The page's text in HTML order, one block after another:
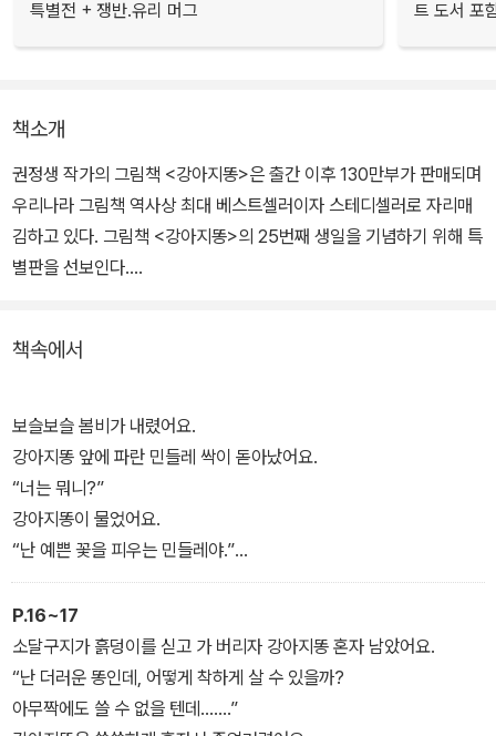
특별전 + 쟁반.유리 머그 트 도서 포
책소개
권정생 작가의 그림책 <강아지똥>은 출간 이후 130만부가 판매되며
우리나라 그림책 역사상 최대 베스트셀러이자 스테디셀러로 자리매
김하고 있다. 그림책 <강아지똥>의 25번째 생일을 기념하기 위해 특
별판을 선보인다.
디자인하여 표지를 보는 순간 책을 읽으며 느꼈던 감동을 다시 느낄
크를 사용하여 인쇄를 하였고, 표지에 인공 코팅을 하지 않고 자연스
럽고 친환경적인 방식으로 제작하였다.
작가가 생전에 강조하던 자연과 생명의 소중함의 철학을 가슴에 새기
고 정성을 다해 만든 <강아지똥> 특별판은 <강아지똥>을 사랑해 온
독자에게는 특별한 추억을, 처음 만나는 독자에게는 행복을 선사할
것이다.
책속에서
보슬보슬 봄비가 내렸어요.
강아지똥 앞에 파란 민들레 싹이 돋아났어요.
“너는 뭐니?”
강아지똥이 물었어요.
“난 예쁜 꽃을 피우는 민들레야.”
“얼마만큼 예쁘니? 하늘의 별만큼 고우니?”
“그래, 방실방실 빛나.”
“어떻게 그렇게 예쁜 꽃을 피우니?”
“그건 하느님이 비를 내려 주시고, 따뜻한 햇볕을 쬐어 주시기 때문이
야.”
P.16~17
소달구지가 흙덩이를 싣고 가 버리자 강아지똥 혼자 남았어요.
“난 더러운 똥인데, 어떻게 착하게 살 수 있을까?
아무짝에도 쓸 수 없을 텐데…….”